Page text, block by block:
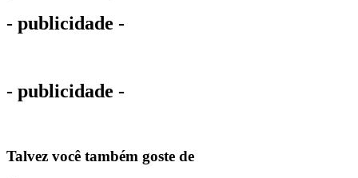
- publicidade -
- publicidade -
Talvez você também goste de